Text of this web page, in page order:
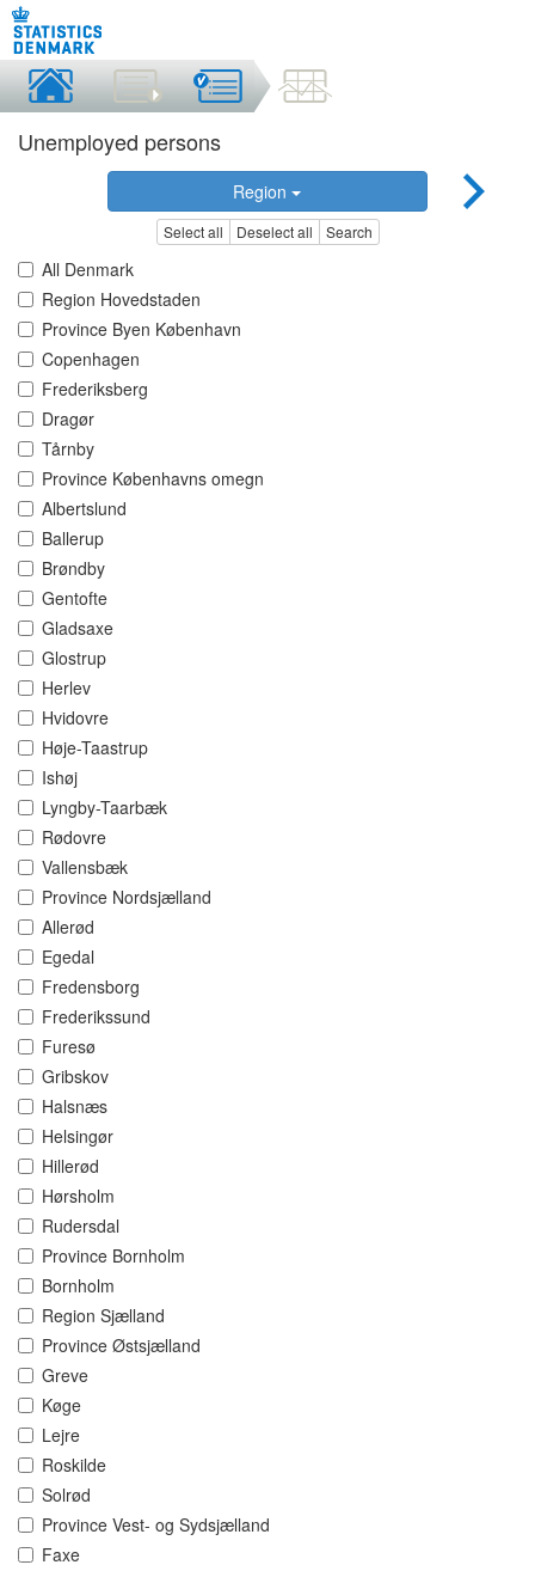
Unemployed persons
Region
Select all Deselect all Search
All Denmark
Region Hovedstaden
Province Byen København
Copenhagen
Frederiksberg
Dragør
Tårnby
Province Københavns omegn
Albertslund
Ballerup
Brøndby
Gentofte
Gladsaxe
Glostrup
Herlev
Hvidovre
Høje-Taastrup
Ishøj
Lyngby-Taarbæk
Rødovre
Vallensbæk
Province Nordsjælland
Allerød
Egedal
Fredensborg
Frederikssund
Furesø
Gribskov
Halsnæs
Helsingør
Hillerød
Hørsholm
Rudersdal
Province Bornholm
Bornholm
Region Sjælland
Province Østsjælland
Greve
Køge
Lejre
Roskilde
Solrød
Province Vest- og Sydsjælland
Faxe